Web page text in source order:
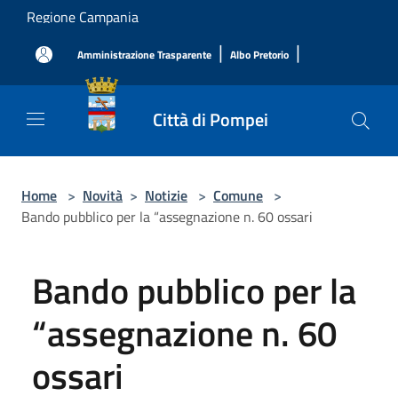
Salta al contenuto principale
Regione Campania
Amministrazione Trasparente | Albo Pretorio |
Città di Pompei
Home > Novità > Notizie > Comune >
Bando pubblico per la “assegnazione n. 60 ossari
Bando pubblico per la
“assegnazione n. 60
ossari